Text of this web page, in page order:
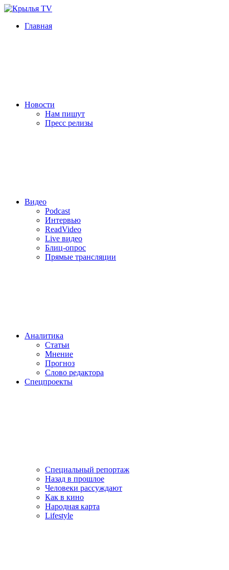
Главная
Новости
Нам пишут
Пресс релизы
Видео
Podcast
Интервью
ReadVideo
Live видео
Блиц-опрос
Прямые трансляции
Аналитика
Статьи
Мнение
Прогноз
Cлово редактора
Спецпроекты
Специальный репортаж
Назад в прошлое
Человеки рассуждают
Как в кино
Народная карта
Lifestyle